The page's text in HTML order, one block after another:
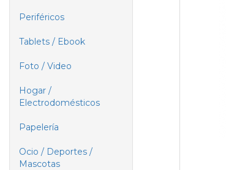
Periféricos
Tablets / Ebook
Foto / Video
Hogar /
Electrodomésticos
Papelería
Ocio / Deportes /
Mascotas